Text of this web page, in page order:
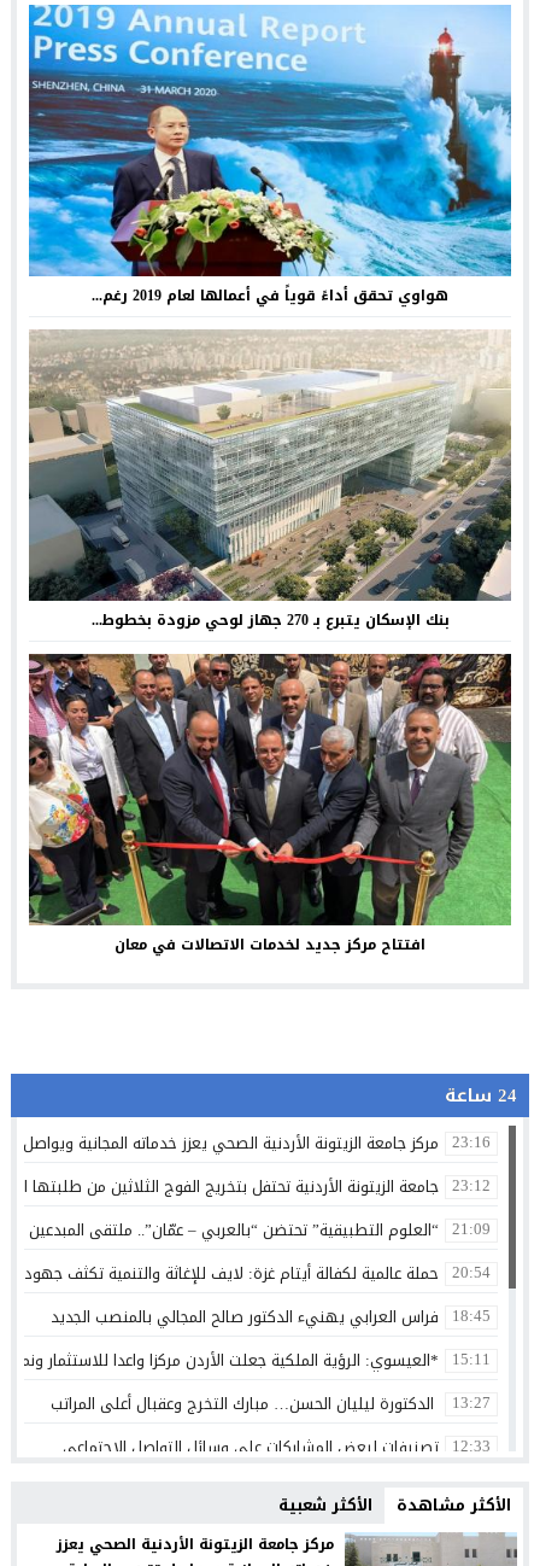
هواوي تحقق أداءً قوياً في أعمالها لعام 2019 رغم...
بنك الإسكان يتبرع بـ 270 جهاز لوحي مزودة بخطوط...
افتتاح مركز جديد لخدمات الاتصالات في معان
24 ساعة
23:16 مركز جامعة الزيتونة الأردنية الصحي يعزز خدماته المجانية ويواصل
23:12 جامعة الزيتونة الأردنية تحتفل بتخريج الفوج الثلاثين من طلبتها
21:09 “العلوم التطبيقية” تحتضن “بالعربي – عمّان”.. ملتقى المبدعين
20:54 حملة عالمية لكفالة أيتام غزة: لايف للإغاثة والتنمية تكثف
18:45 فراس العرابي يهنيء الدكتور صالح المجالي بالمنصب الجديد
15:11 *العيسوي: الرؤية الملكية جعلت الأردن مركزا واعدا للاستثمار
13:27 الدكتورة ليليان الحسن… مبارك التخرج وعقبال أعلى المراتب
12:33 تصنيفات لبعض المشاركات على وسائل التواصل الاجتماعي
الثقة واليقين بعد الثبات أولا
12:26 بنك الأردن يطلق حملة القرض الشخصي لعام 2026 مع استرداد نقدي
الأكثر مشاهدة الأكثر شعبية
مركز جامعة الزيتونة الأردنية الصحي يعزز